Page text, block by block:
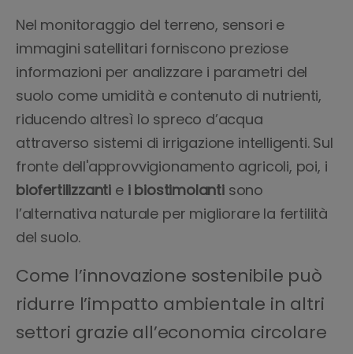
Nel monitoraggio del terreno, sensori e
immagini satellitari forniscono preziose
informazioni per analizzare i parametri del
suolo come umidità e contenuto di nutrienti,
riducendo altresì lo spreco d’acqua
attraverso sistemi di irrigazione intelligenti. Sul
fronte dell'approvvigionamento agricoli, poi, i
biofertilizzanti ei biostimolanti sono
l’alternativa naturale per migliorare la fertilità
del suolo.
Come l’innovazione sostenibile può
ridurre l’impatto ambientale in altri
settori grazie all’economia circolare